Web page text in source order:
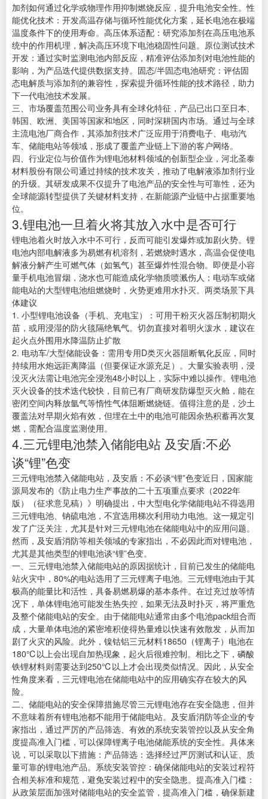
加剂如何通过化学或物理作用抑制燃烧反应，提升电池安全性。性
能优化技术：开发高温存储与循环性能优化方案，延长电池在极端
温度条件下的使用寿命。高压体系适配：研究添加剂在高压电池系
统中的作用机理，解决高压环境下电池稳固性问题。原位测试技术
开发：通过实时监测电池内部反应，精准评估添加剂对电池性能的
影响，为产品迭代提供数据支持。固态/半固态电池研究：评估固
态电解质与添加剂的兼容性，探索提升循环性能的技术路径，助力
下一代电池技术发展。
三、市场覆盖范围公司业务具有全球化特征，产品已出口至日本、
韩国、欧洲、美国等国家和地区，同时深耕国内市场。通过与全球
主流电池厂商合作，其添加剂技术广泛应用于消费电子、电动汽
车、储能电站等领域，形成了覆盖产业链上下游的客户网络。
四、行业定位与价值作为锂电池材料领域的创新型企业，河北圣泰
材料股份有限公司通过持续的技术攻关，推动了电解液添加剂行业
的升级。其研发成果不仅提升了电池产品的安全性与可靠性，还为
全球能源转型提供了关键材料支持，在新能源产业链中占据重要地
位。
3.锂电池一旦着火将其放入水中是否可行
锂电池着火时放入水中不可行，反而可能引发爆炸或加剧火势。锂
电池内部电解液多为易燃有机溶剂，若燃烧时遇水，高温会促使电
解液分解产生可燃气体（如氢气）甚至爆炸性混合物。即便是小容
量手机电池冒烟，浇水也可能造成化学物质喷溅伤人；电动车或储
能电站的大型锂电池组燃烧时，火势更难用水扑灭。两类场景下具
体建议
1. 小型锂电池设备（手机、充电宝）：可用干粉灭火器压制初期火
苗，或用浸湿的防火毯隔绝氧气。切勿直接对着明火泼水，建议在
起火点外围用水降温防止扩散
2. 电动车/大型储能设备：需用专用D类灭火器阻断氧化反应，同时
持续用水炮远距离降温（但要保证水源充足）。大量实验表明，浸
没灭火法需让电池完全浸泡48小时以上，实际中难以操作。锂电池
灭火设备的技术迭代较快，目前已有厂商研发防爆型灭火舱，能在
密闭空间内释放氩气等惰性气体阻断燃烧链。值得注意的是，沙土
覆盖法对早期火焰有效，但埋在土中的电池可能因余热积蓄再次复
燃，需配合温度监测使用。
4.三元锂电池禁入储能电站 及安盾:不必
谈“锂”色变
三元锂电池禁入储能电站，及安盾：不必谈“锂”色变近日，国家能
源局发布的《防止电力生产事故的二十五项重点要求（2022年
版）（征求意见稿）》明确提出，中大型电化学储能电站不得选用
三元锂电池、钠硫电池，不宜选用梯次利用动力电池。这一规定引
发了广泛关注，尤其是针对三元锂电池在储能电站中的应用问题。
然而，及安盾消防等相关领域的专家指出，不必因此而对锂电池，
尤其是其他类型的锂电池谈“锂”色变。
一、三元锂电池禁入储能电站的原因据统计，目前已发生的储能电
站火灾中，80%的电站选用了三元锂离子电池。三元锂电池由于其
极高的能量比和活性，具备易燃易爆的基本条件。在过充过放等情
况下，单体锂电池可能发生热失控，如果无法及时扑灭，将严重危
及整个储能电站的安全。由于储能电站通常由多个电池pack组合而
成，大量单体电池的紧密堆积使得热量难以快速有效散发，从而加
剧了火灾的风险。此外，镍钴铝三元材料18650（锂离子）电池在
180℃以上会出现自加热现象，起火后很难控制。相比之下，磷酸
铁锂材料则需要达到250℃以上才会出现类似情况。因此，从安全
性角度来看，三元锂电池在储能电站中的应用确实存在较大的风
险。
二、储能电站的安全保障措施尽管三元锂电池存在安全隐患，但并
不意味着所有锂电池都不能用于储能电站。及安盾消防等企业的专
家指出，通过严厉的产品筛选、有效的系统安装管控以及从安全角
度提高准入门槛，可以保障锂离子电池储能系统的安全性。具体来
说，可以采取以下措施：产品筛选：选择经过严厉测试和认证、质
量可靠的锂电池产品。系统安装管控：确保储能电站的安装过程符
合相关标准和规范，避免安装过程中的安全隐患。提高准入门槛：
从政策层面加强对储能电站的安全监管，提高准入门槛，确保新建